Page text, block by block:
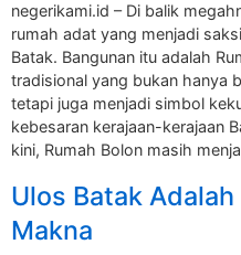
negerikami.id – Di balik
rumah adat yang menjadi
Batak. Bangunan itu adalah
tradisional yang bukan hanya
tetapi juga menjadi simbol
kebesaran kerajaan-kerajaan
kini, Rumah Bolon masih
Ulos Batak
Makna